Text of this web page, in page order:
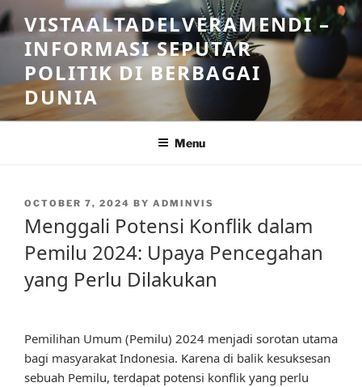
Skip
to
content
VISTAALTADELVERAMENDI –
INFORMASI SEPUTAR
POLITIK DI BERBAGAI
DUNIA
Menu
POSTED
OCTOBER 7, 2024 BY ADMINVIS
Menggali Potensi Konflik dalam
Pemilu 2024: Upaya Pencegahan
yang Perlu Dilakukan
Pemilihan Umum (Pemilu) 2024 menjadi sorotan utama
bagi masyarakat Indonesia. Karena di balik kesuksesan
sebuah Pemilu, terdapat potensi konflik yang perlu